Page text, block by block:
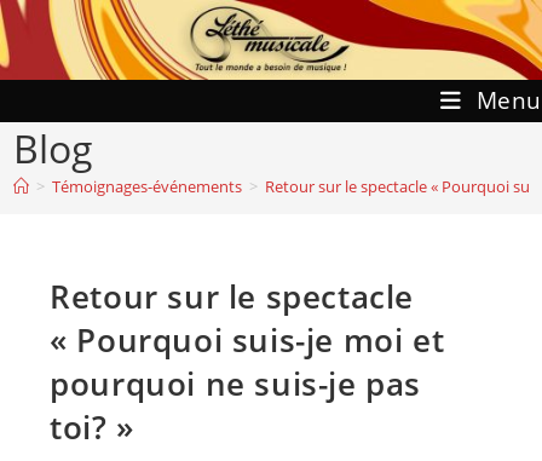
Skip
to
content
Menu
Blog
> Témoignages-événements > Retour sur le spectacle « Pourquoi
Retour sur le spectacle
« Pourquoi suis-je moi et
pourquoi ne suis-je pas
toi? »